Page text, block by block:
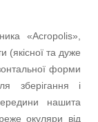
«Acropolis»,
(якісної та дуже
форми
зберігання і
нашита
окуляри від